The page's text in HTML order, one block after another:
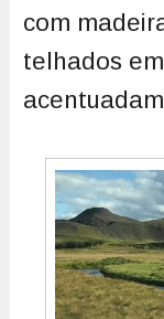
com
telhados